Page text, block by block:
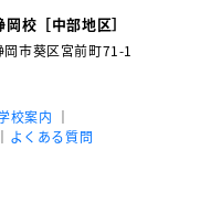
岡校［中部地区］
岡市葵区宮前町71-1
校案内
よくある質問